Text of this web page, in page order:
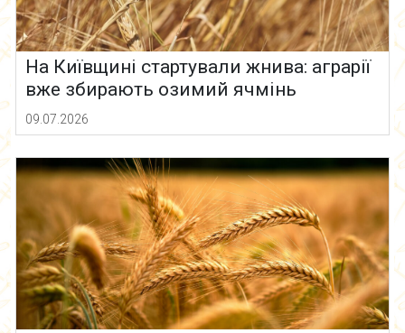
На Київщині стартували жнива: аграрії
вже збирають озимий ячмінь
09.07.2026